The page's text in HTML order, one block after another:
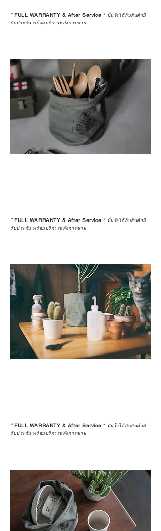
*FULL WARRANTY & After Service * มั่นใจได้กับสินค้ามี
รับประกัน พร้อมบริการหลังการขาย
*FULL WARRANTY & After Service * มั่นใจได้กับสินค้ามี
รับประกัน พร้อมบริการหลังการขาย
*FULL WARRANTY & After Service * มั่นใจได้กับสินค้ามี
รับประกัน พร้อมบริการหลังการขาย